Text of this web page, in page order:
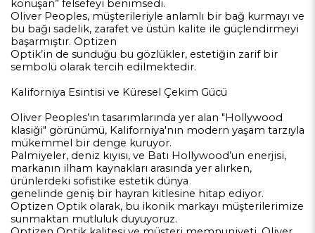
konuşan” felsefeyi benimsedi.
Oliver Peoples, müşterileriyle anlamlı bir bağ kurmayı ve
bu bağı sadelik, zarafet ve üstün kalite ile güçlendirmeyi
başarmıştır. Optizen
Optik’in de sunduğu bu gözlükler, estetiğin zarif bir
sembolü olarak tercih edilmektedir.
Kaliforniya Esintisi ve Küresel Çekim Gücü
Oliver Peoples’ın tasarımlarında yer alan "Hollywood
klasiği" görünümü, Kaliforniya'nın modern yaşam tarzıyla
mükemmel bir denge kuruyor.
Palmiyeler, deniz kıyısı, ve Batı Hollywood’un enerjisi,
markanın ilham kaynakları arasında yer alırken,
ürünlerdeki sofistike estetik dünya
genelinde geniş bir hayran kitlesine hitap ediyor.
Optizen Optik olarak, bu ikonik markayı müşterilerimize
sunmaktan mutluluk duyuyoruz.